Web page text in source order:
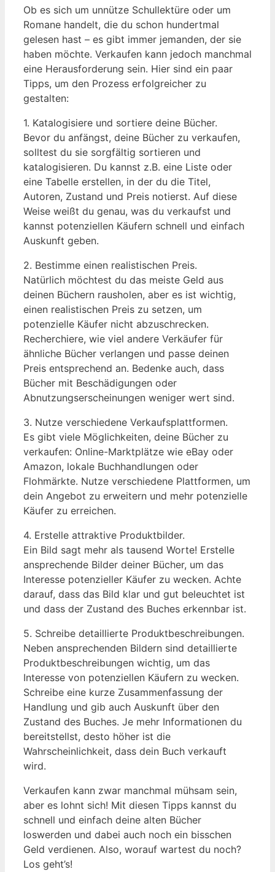
Ob es sich um unnütze Schullektüre oder um
Romane handelt, die du schon hundertmal
gelesen hast – es gibt immer jemanden, der sie
haben möchte. Verkaufen kann jedoch manchmal
eine Herausforderung sein. Hier sind ein paar
Tipps, um den Prozess erfolgreicher zu
gestalten:
1. Katalogisiere und sortiere deine Bücher.
Bevor du anfängst, deine Bücher zu verkaufen,
solltest du sie sorgfältig sortieren und
katalogisieren. Du kannst z.B. eine Liste oder
eine Tabelle erstellen, in der du die Titel,
Autoren, Zustand und Preis notierst. Auf diese
Weise weißt du genau, was du verkaufst und
kannst potenziellen Käufern schnell und einfach
Auskunft geben.
2. Bestimme einen realistischen Preis.
Natürlich möchtest du das meiste Geld aus
deinen Büchern rausholen, aber es ist wichtig,
einen realistischen Preis zu setzen, um
potenzielle Käufer nicht abzuschrecken.
Recherchiere, wie viel andere Verkäufer für
ähnliche Bücher verlangen und passe deinen
Preis entsprechend an. Bedenke auch, dass
Bücher mit Beschädigungen oder
Abnutzungserscheinungen weniger wert sind.
3. Nutze verschiedene Verkaufsplattformen.
Es gibt viele Möglichkeiten, deine Bücher zu
verkaufen: Online-Marktplätze wie eBay oder
Amazon, lokale Buchhandlungen oder
Flohmärkte. Nutze verschiedene Plattformen, um
dein Angebot zu erweitern und mehr potenzielle
Käufer zu erreichen.
4. Erstelle attraktive Produktbilder.
Ein Bild sagt mehr als tausend Worte! Erstelle
ansprechende Bilder deiner Bücher, um das
Interesse potenzieller Käufer zu wecken. Achte
darauf, dass das Bild klar und gut beleuchtet ist
und dass der Zustand des Buches erkennbar ist.
5. Schreibe detaillierte Produktbeschreibungen.
Neben ansprechenden Bildern sind detaillierte
Produktbeschreibungen wichtig, um das
Interesse von potenziellen Käufern zu wecken.
Schreibe eine kurze Zusammenfassung der
Handlung und gib auch Auskunft über den
Zustand des Buches. Je mehr Informationen du
bereitstellst, desto höher ist die
Wahrscheinlichkeit, dass dein Buch verkauft
wird.
Verkaufen kann zwar manchmal mühsam sein,
aber es lohnt sich! Mit diesen Tipps kannst du
schnell und einfach deine alten Bücher
loswerden und dabei auch noch ein bisschen
Geld verdienen. Also, worauf wartest du noch?
Los geht’s!